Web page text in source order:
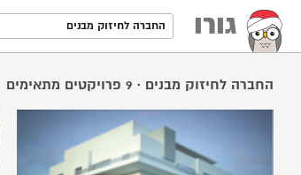
גורו
החברה לחיזוק מבנים ·
9 פרויקטים מתאימים